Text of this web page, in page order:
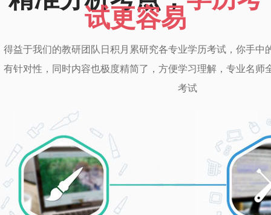
试更容易
得益于我们的教研团队日积月累研究各专业学历考试，你手中
有针对性，同时内容也极度精简了，方便学习理解，专业名师
考试